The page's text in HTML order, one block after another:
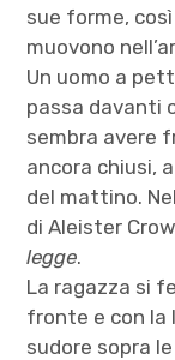
sue forme,
muovono
Un uomo a
passa davanti
sembra avere
ancora chiusi,
del mattino.
di Aleister
legge.
La ragazza si
fronte e con la
sudore sopra